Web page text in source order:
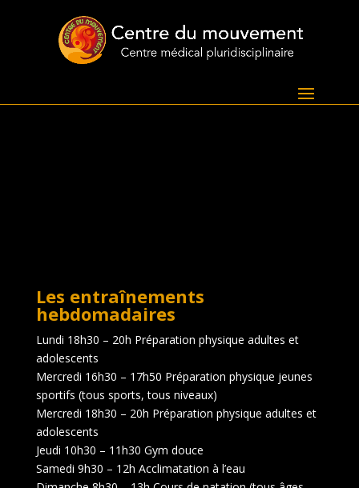
Les entraînements
hebdomadaires
Lundi 18h30 – 20h Préparation physique adultes et
adolescents
Mercredi 16h30 – 17h50 Préparation physique jeunes
sportifs (tous sports, tous niveaux)
Mercredi 18h30 – 20h Préparation physique adultes et
adolescents
Jeudi 10h30 – 11h30 Gym douce
Samedi 9h30 – 12h Acclimatation à l’eau